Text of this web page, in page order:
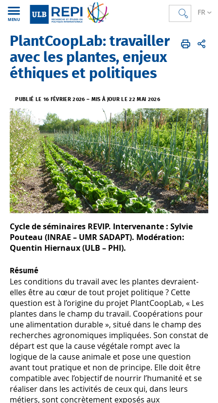
FR
MENU
REPI FR Agenda REPI
PlantCoopLab: travailler
avec les plantes, enjeux
éthiques et politiques
PUBLIÉ LE 16 FÉVRIER 2026 – MIS À JOUR LE 22 MAI 2026
Cycle de séminaires REVIP. Intervenante : Sylvie
Pouteau (INRAE – UMR SADAPT). Modération:
Quentin Hiernaux (ULB – PHI).
Résumé
Les conditions du travail avec les plantes devraient-
elles être au cœur de tout projet politique ? Cette
question est à l’origine du projet PlantCoopLab, « Les
plantes dans le champ du travail. Coopérations pour
une alimentation durable », situé dans le champ des
recherches agronomiques impliquées. Son constat de
départ est que la cause végétale rompt avec la
logique de la cause animale et pose une question
avant tout pratique et non de principe. Elle doit être
compatible avec l’objectif de nourrir l’humanité et se
réaliser dans les activités de ceux qui, dans leurs
métiers, sont concrètement exposés aux